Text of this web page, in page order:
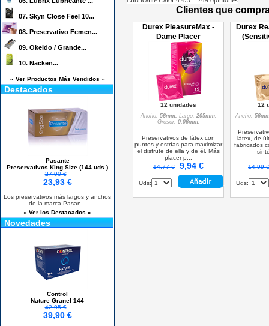
07. Skyn Close Feel 10...
08. Preservativo Femen...
09. Okeido / Grande...
10. Näcken...
« Ver Productos Más Vendidos »
Destacados
Pasante
Preservativos King Size (144 uds.)
27,90 €
23,93 €
Los preservativos más largos y anchos
de la marca Pasan...
« Ver los Destacados »
Novedades
Control
Nature Granel 144
42,95 €
39,90 €
Clientes que
Durex PleasureMax -
Dame Placer
12 unidades
Ancho: 56mm. Largo: 205mm.
Grosor: 0,06mm.
Preservativos de látex con
puntos y estrías para maximizar
el disfrute de ella y de él. Más
placer p...
14,77 €
9,94 €
Uds:
Durex
12
Ancho:
látex, de
fabricados
14,99 €
Uds: